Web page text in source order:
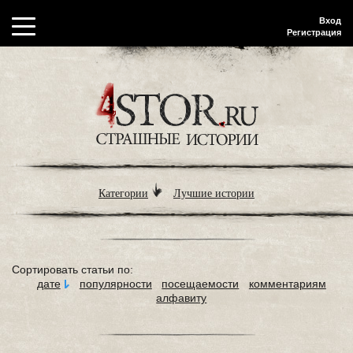
Вход
Регистрация
Категории Лучшие истории
Сортировать статьи по:
дате
популярности посещаемости
комментариям
алфавиту